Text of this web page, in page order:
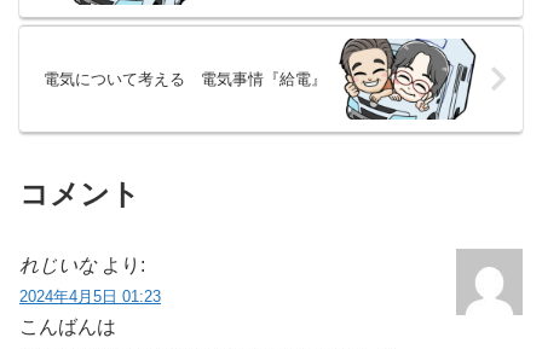
電気について考える 電気事情『給電』
コメント
れじいな より:
2024年4月5日 01:23
こんばんは